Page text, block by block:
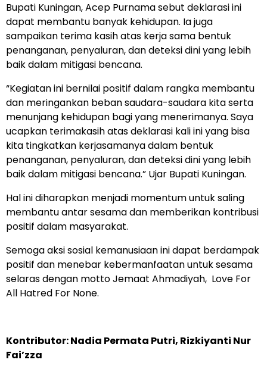
Bupati Kuningan, Acep Purnama sebut deklarasi ini
dapat membantu banyak kehidupan. Ia juga
sampaikan terima kasih atas kerja sama bentuk
penanganan, penyaluran, dan deteksi dini yang lebih
baik dalam mitigasi bencana.
“Kegiatan ini bernilai positif dalam rangka membantu
dan meringankan beban saudara-saudara kita serta
menunjang kehidupan bagi yang menerimanya. Saya
ucapkan terimakasih atas deklarasi kali ini yang bisa
kita tingkatkan kerjasamanya dalam bentuk
penanganan, penyaluran, dan deteksi dini yang lebih
baik dalam mitigasi bencana.” Ujar Bupati Kuningan.
Hal ini diharapkan menjadi momentum untuk saling
membantu antar sesama dan memberikan kontribusi
positif dalam masyarakat.
Semoga aksi sosial kemanusiaan ini dapat berdampak
positif dan menebar kebermanfaatan untuk sesama
selaras dengan motto Jemaat Ahmadiyah, Love For
All Hatred For None.
Kontributor: Nadia Permata Putri, Rizkiyanti Nur
Fai’zza